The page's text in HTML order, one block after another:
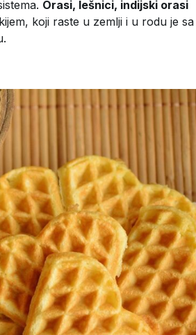
Orasi, lešnici, indijski orasi
koji raste u zemlji i u rodu je sa